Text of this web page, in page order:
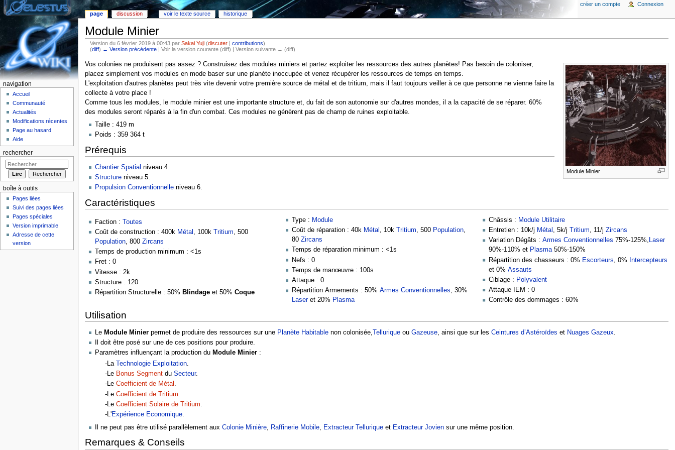
Module Minier
Version du 6 février 2019 à 00:43 parSakai Yuji (discuter |contributions)
(diff) ← Version précédente | Voir la version courante (diff) | Version suivante → (diff)
Module Minier
Vos colonies ne produisent pas assez ? Construisez des modules miniers et partez exploiter les ressources des autres planètes! Pas besoin de coloniser,
placez simplement vos modules en mode baser sur une planète inoccupée et venez récupérer les ressources de temps en temps.
L'exploitation d'autres planètes peut très vite devenir votre première source de métal et de tritium, mais il faut toujours veiller à ce que personne ne vienne faire la
collecte à votre place !
Comme tous les modules, le module minier est une importante structure et, du fait de son autonomie sur d'autres mondes, il a la capacité de se réparer. 60%
des modules seront réparés à la fin d'un combat. Ces modules ne génèrent pas de champ de ruines exploitable.
Taille : 419 m
Poids : 359 364 t
Prérequis
Chantier Spatial niveau 4.
Structure niveau 5.
Propulsion Conventionnelle niveau 6.
Caractéristiques
Faction : Toutes
Coût de construction : 400k Métal , 100k Tritium, 500
Population, 800 Zircans
Temps de production minimum : <1s
Fret : 0
Vitesse : 2k
Structure : 120
Répartition Structurelle : 50% Blindageet 50% Coque
Type : Module
Coût de réparation : 40k Métal , 10k Tritium, 500 Population,
80Zircans
Temps de réparation minimum : <1s
Nefs : 0
Temps de manœuvre : 100s
Attaque : 0
Répartition Armements : 50%Armes Conventionnelles, 30%
Laseret 20% Plasma
Châssis : Module Utilitaire
Entretien : 10k/j Métal , 5k/j Tritium, 11/jZircans
Variation Dégâts :Armes Conventionnelles 75%-125%, Laser
90%-110% et Plasma50%-150%
Répartition des chasseurs : 0% Escorteurs , 0%
Intercepteurs
et 0%Assauts
Ciblage : Polyvalent
Attaque IEM : 0
Contrôle des dommages : 60%
Utilisation
Le Module Minierpermet de produire des ressources sur une Planète Habitablenon colonisée,Telluriqueou Gazeuse, ainsi que sur les Ceintures d’Astéroïdes et Nuages Gazeux.
Il doit être posé sur une de ces positions pour produire.
Paramètres influençant la production du Module Minier:
-LaTechnologie Exploitation.
-Le Bonus Segment duSecteur.
-LeCoefficient de Métal .
-LeCoefficient de Tritium
-LeCoefficient Solaire de Tritium.
-L'Expérience Economique.
Il ne peut pas être utilisé parallèlement aux Colonie Minière, Raffinerie Mobile, Extracteur Telluriqueet Extracteur Joviensur une même position.
Remarques & Conseils
page discussion voir le texte source historique
créer un compte Connexion
navigation
Accueil
Communauté
Actualités
Modifications récentes
Page au hasard
Aide
rechercher
boîte à outils
Pages liées
Suivi des pages liées
Pages spéciales
Version imprimable
Adresse de cette
version